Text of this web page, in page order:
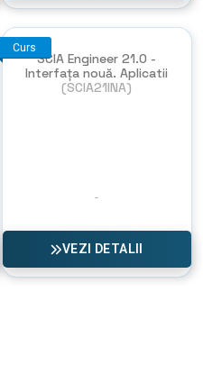
Curs
SCIA Engineer 21.0 -
Interfața nouă. Aplicatii
(SCIA21INA)
VEZI DETALII